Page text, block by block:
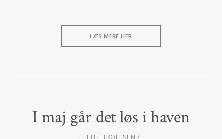
LÆS MERE HER
I maj går det løs i haven
HELLE TROELSEN